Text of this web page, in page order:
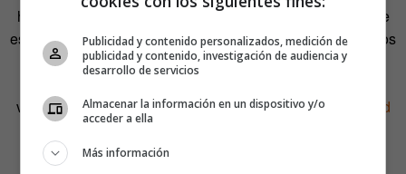
hemos visto antes, que son visualmente arrebatadores, se
están añadiendo a diario. Han hablado de nosotros en sitios
geniales comoCoolhunting,PSFK,Flavorpill,Interview
versión Beta, el 2 de noviembre en elStorefront for Art and
Architecture de Nueva York, fue un gran éxito.
Publicidad y contenido personalizados, medición de
publicidad y contenido, investigación de audiencia y
desarrollo de servicios
Almacenar la información en un dispositivo y/o
acceder a ella
Más información